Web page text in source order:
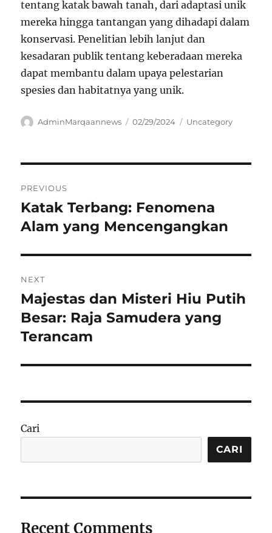
tentang katak bawah tanah, dari adaptasi unik
mereka hingga tantangan yang dihadapi dalam
konservasi. Penelitian lebih lanjut dan
kesadaran publik tentang keberadaan mereka
dapat membantu dalam upaya pelestarian
spesies dan habitatnya yang unik.
Author
AdminMarqaannews
Posted
02/29/2024 Categories
Uncategory
pos
PREVIOUS
Previous
post:
Katak Terbang: Fenomena
Alam yang Mencengangkan
NEXT
Next
post:
Majestas dan Misteri Hiu Putih
Besar: Raja Samudera yang
Terancam
Cari
CARI
Recent Comments